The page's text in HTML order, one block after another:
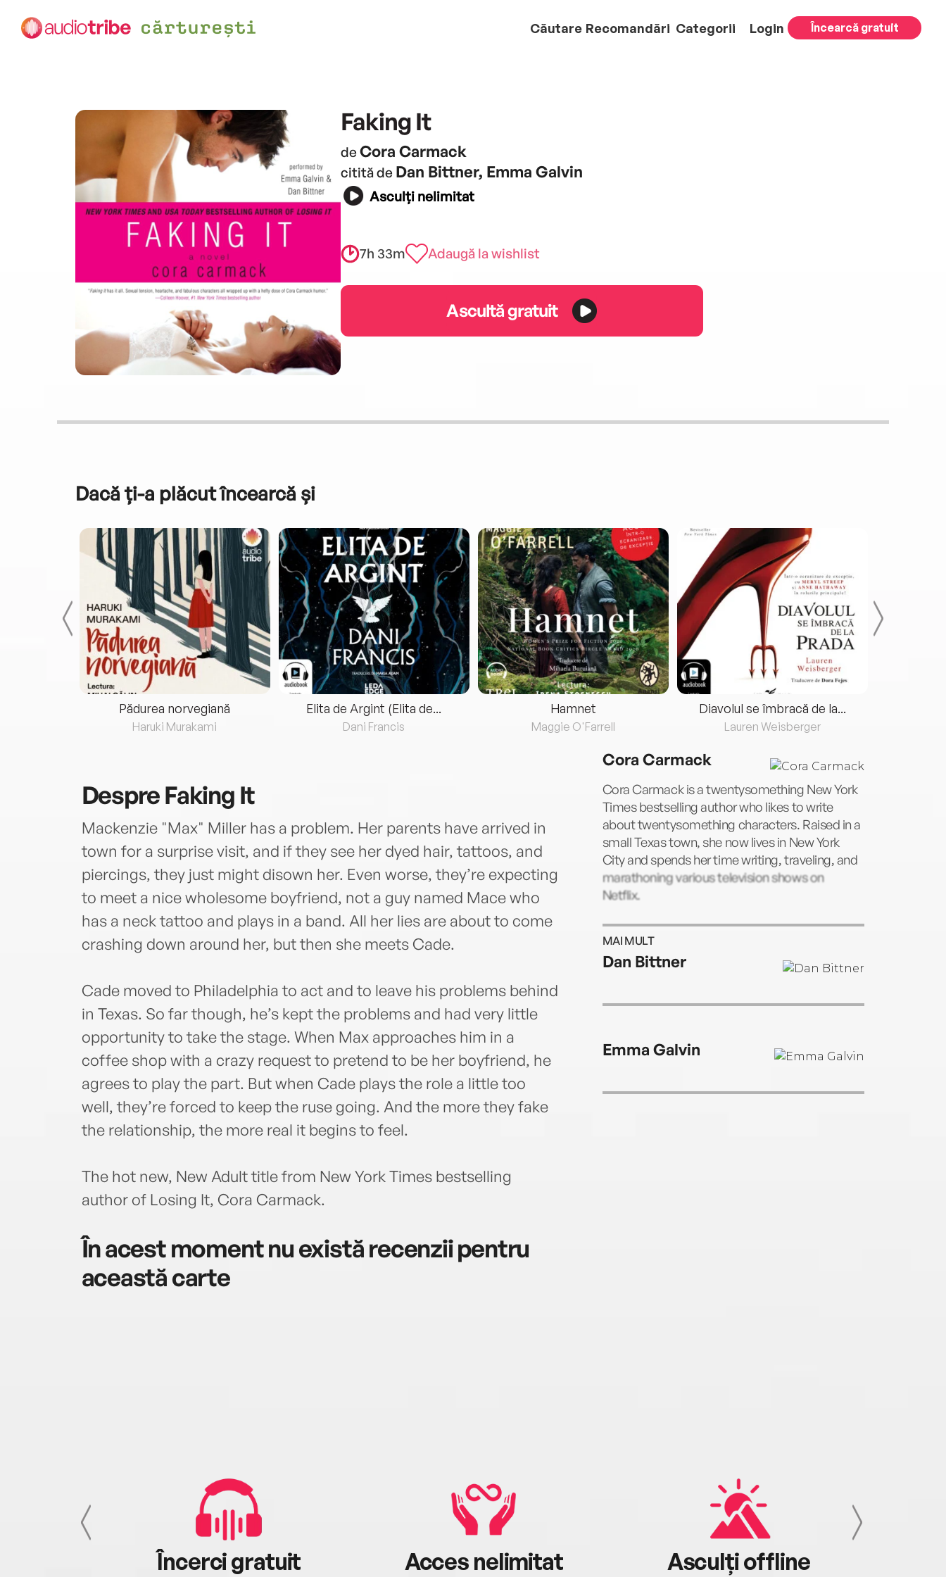
Căutare Recomandări Categorii Login Încearcă gratuit
Faking It
de Cora Carmack
citită de Dan Bittner, Emma Galvin
Asculți nelimitat
7h 33m Adaugă la wishlist
Ascultă gratuit
Dacă ți-a plăcut încearcă și
Pădurea norvegiană
Haruki Murakami
Elita de Argint (Elita de...
Dani Francis
Hamnet
Maggie O'Farrell
Diavolul se îmbracă de la...
Lauren Weisberger
DespreFaking It
Mackenzie "Max" Miller has a problem. Her parents have arrived in
town for a surprise visit, and if they see her dyed hair, tattoos, and
piercings, they just might disown her. Even worse, they’re expecting
to meet a nice wholesome boyfriend, not a guy named Mace who
has a neck tattoo and plays in a band. All her lies are about to come
crashing down around her, but then she meets Cade.
Cade moved to Philadelphia to act and to leave his problems behind
in Texas. So far though, he’s kept the problems and had very little
opportunity to take the stage. When Max approaches him in a
coffee shop with a crazy request to pretend to be her boyfriend, he
agrees to play the part. But when Cade plays the role a little too
well, they’re forced to keep the ruse going. And the more they fake
the relationship, the more real it begins to feel.
The hot new, New Adult title from New York Times bestselling
author of Losing It, Cora Carmack.
În acest moment nu există recenzii pentru
această carte
Cora Carmack
Cora Carmack is a twentysomething New York
Times bestselling author who likes to write
about twentysomething characters. Raised in a
small Texas town, she now lives in New York
City and spends her time writing, traveling, and
marathoning various television shows on
Netflix.
MAI MULT
Dan Bittner
Emma Galvin
Încerci gratuit Acces nelimitat Asculți offline